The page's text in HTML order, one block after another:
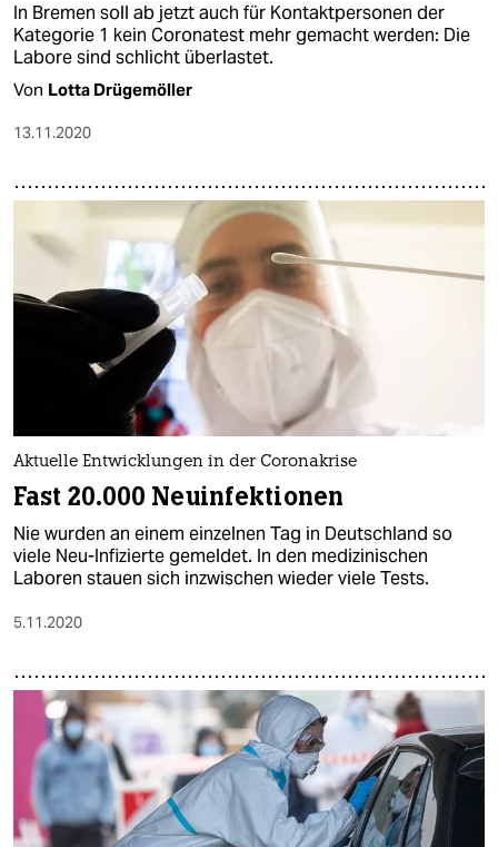
In Bremen soll ab jetzt auch für Kontaktpersonen der
Kategorie 1 kein Coronatest mehr gemacht werden: Die
Labore sind schlicht überlastet.
Von Lotta Drügemöller
13.11.2020
Aktuelle Entwicklungen in der Coronakrise
Fast 20.000 Neuinfektionen
Nie wurden an einem einzelnen Tag in Deutschland so
viele Neu-Infizierte gemeldet. In den medizinischen
Laboren stauen sich inzwischen wieder viele Tests.
5.11.2020